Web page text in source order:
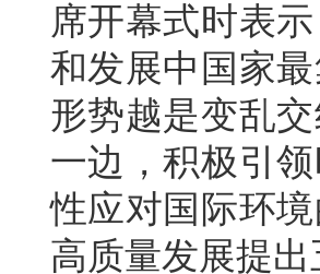
席开幕式时表
和发展中国家
形势越是变乱
一边，积极引
性应对国际环
高质量发展提